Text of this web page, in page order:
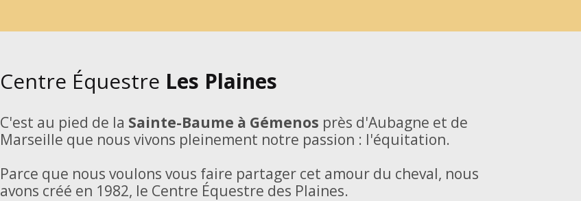
Centre Équestre Les Plaines
C'est au pied de la Sainte-Baume à Gémenos près d'Aubagne et de
Marseille que nous vivons pleinement notre passion : l'équitation.
Parce que nous voulons vous faire partager cet amour du cheval, nous
avons créé en 1982, le Centre Équestre des Plaines.